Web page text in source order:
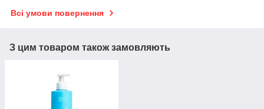
Всі умови повернення
З цим товаром також замовляють